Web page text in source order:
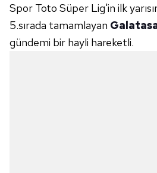
Spor Toto Süper Lig'in ilk
5.sırada tamamlayan
gündemi bir hayli hareketli.